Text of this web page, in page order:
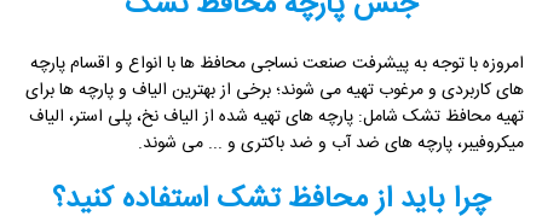
امروزه با توجه به پیشرفت صنعت نساجی محافظ ها با انواع و اقسام پارچه
های کاربردی و مرغوب تهیه می شوند؛ برخی از بهترین الیاف و پارچه ها برای
تهیه محافظ تشک شامل: پارچه های تهیه شده از الیاف نخ، پلی استر، الیاف
میکروفیبر، پارچه های ضد آب و ضد باکتری و ... می شوند.
چرا باید از محافظ تشک استفاده کنید؟